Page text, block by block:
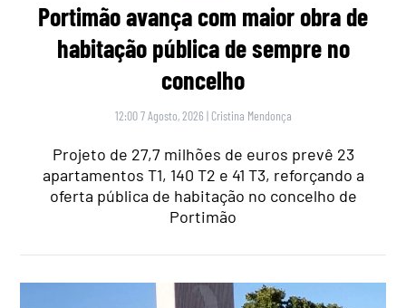
Portimão avança com maior obra de
habitação pública de sempre no
concelho
12:00 7 Agosto, 2026 | Cristina Mendonça
Projeto de 27,7 milhões de euros prevê 23
apartamentos T1, 140 T2 e 41 T3, reforçando a
oferta pública de habitação no concelho de
Portimão